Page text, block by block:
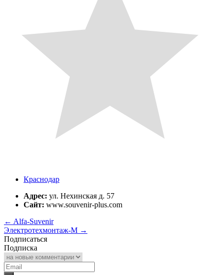
Краснодар
Адрес: ул. Нехинская д. 57
Сайт: www.souvenir-plus.com
← Alfa-Suvenir
Электротехмонтаж-М →
Подписаться
Подписка